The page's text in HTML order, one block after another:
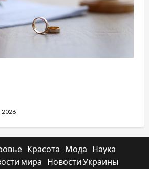
2026
Красота Мода
Наука
мира
Новости Украины